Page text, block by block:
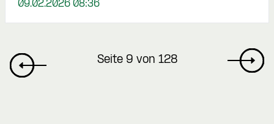
09.02.2026 08:36
Seite 9 von 128